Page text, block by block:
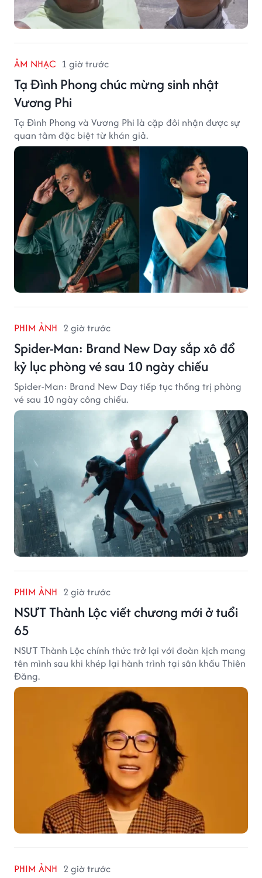
ÂM NHẠC 1 giờ trước
Tạ Đình Phong chúc mừng sinh nhật
Vương Phi
Tạ Đình Phong và Vương Phi là cặp đôi nhận được sự
quan tâm đặc biệt từ khán giả.
PHIM ẢNH 2 giờ trước
Spider-Man: Brand New Day sắp xô đổ
kỷ lục phòng vé sau 10 ngày chiếu
Spider-Man: Brand New Day tiếp tục thống trị phòng
vé sau 10 ngày công chiếu.
PHIM ẢNH 2 giờ trước
NSƯT Thành Lộc viết chương mới ở tuổi
65
NSƯT Thành Lộc chính thức trở lại với đoàn kịch mang
tên mình sau khi khép lại hành trình tại sân khấu Thiên
Đăng.
PHIM ẢNH 2 giờ trước